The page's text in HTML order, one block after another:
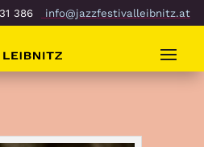
386 info@jazzfestivalleibnitz.at